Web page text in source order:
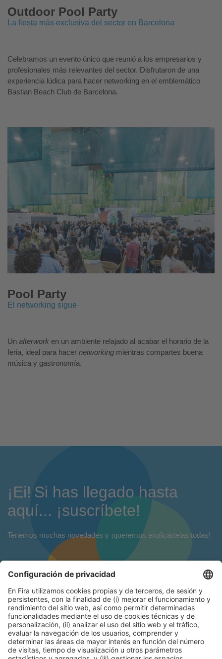
Outdoor Pool Party
La fiesta más exclusiva del sector en Barcelona
Celebramos un evento único que reunió a los empresarios y
profesionales más relevantes del sector. Disfrutaron de una
experiencia lúdica para hacer networking en el emblemático
Bastian Beach Club de Barcelona.
Pool Party
El networking sigue
Un afterwork en un ambiente relajado al acabar el horario de la
feria, ideal para hacer networking mientras compartes buena
música y gastronomía.
¡Ei! Si has llegado hasta
aquí... ¡suscríbete!
Tenemos muchas novedades y ¡queremos explicártelas todas!